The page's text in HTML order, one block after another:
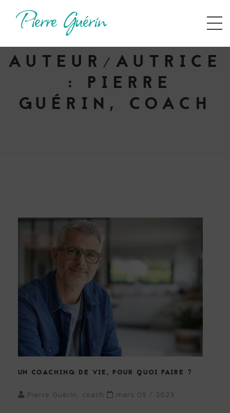
AUTEUR/AUTRICE
: PIERRE
GUÉRIN, COACH
UN COACHING DE VIE, POUR QUOI FAIRE ?
Pierre Guérin, coach mars 09 / 2023